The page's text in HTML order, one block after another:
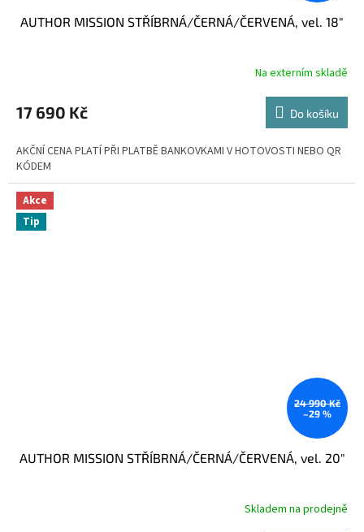
AUTHOR MISSION STŘÍBRNÁ/ČERNÁ/ČERVENÁ, vel. 18"
Na externím skladě
17 690 Kč Do košíku
AKČNÍ CENA PLATÍ PŘI PLATBĚ BANKOVKAMI V HOTOVOSTI NEBO QR
KÓDEM
Akce
Tip
24 990 Kč
–29 %
AUTHOR MISSION STŘÍBRNÁ/ČERNÁ/ČERVENÁ, vel. 20"
Skladem na prodejně